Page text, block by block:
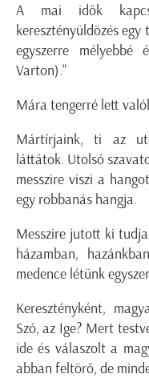
A mai idők
keresztényüldözés
egyszerre mélyebbé
Varton)."
Mára tengerré lett
Mártírjaink, ti az
láttátok. Utolsó
messzire viszi a
egy robbanás hangja.
Messzire jutott ki
házamban,
medence létünk
Keresztényként,
Szó, az Ige? Mert
ide és válaszolt a
abban feltörő, de